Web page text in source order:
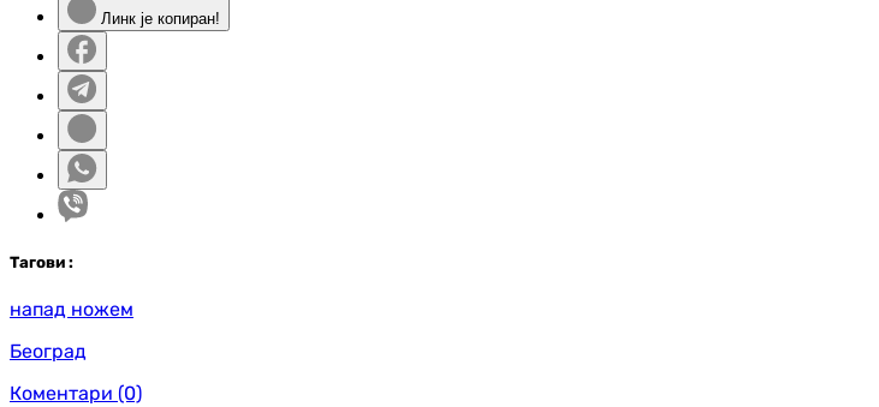
Линк је копиран!
Тагови :
напад ножем
Београд
Коментари (0)